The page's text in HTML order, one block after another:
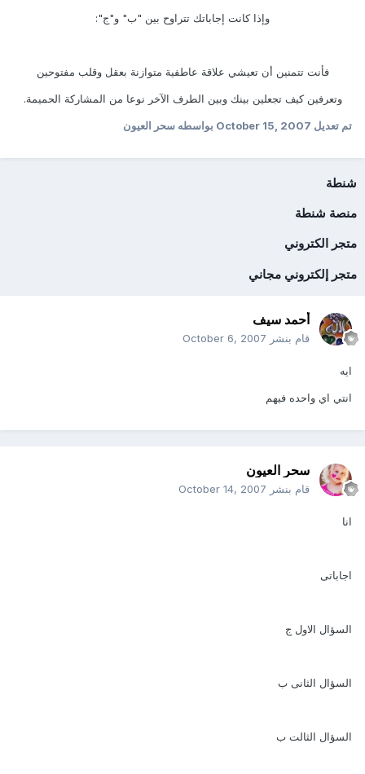
وإذا كانت إجاباتك تتراوح بين "ب" و"ج":
فأنت تتمنين أن تعيشي علاقة عاطفية متوازنة بعقل وقلب مفتوحين
وتعرفين كيف تجعلين بينك وبين الطرف الآخر نوعا من المشاركة الحميمة.
تم تعديلOctober 15, 2007بواسطه سحر العيون
شنطة
منصة شنطة
متجر الكتروني
متجر إلكتروني مجاني
أحمد سيف
قام بنشر October 6, 2007
ايه
انتي اي واحده فيهم
سحر العيون
قام بنشر October 14, 2007
انا
اجاباتى
السؤال الاول ج
السؤال الثانى ب
السؤال الثالت ب